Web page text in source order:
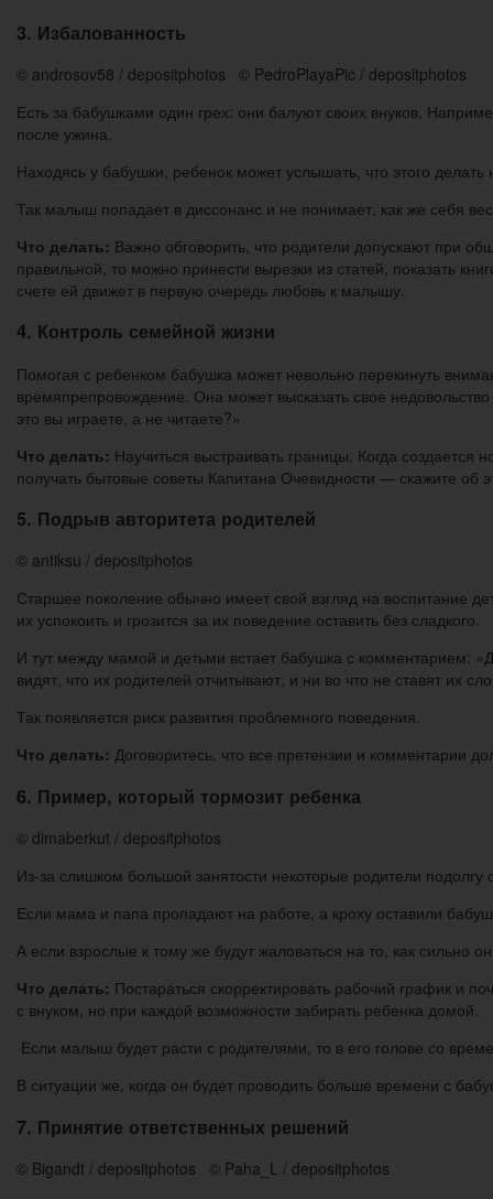
3. Избалованность
© androsov58 / depositphotos © PedroPlayaPic / depositphotos
Есть за бабушками один грех: они балуют своих внуков.
после ужина.
Находясь у бабушки, ребенок может услышать, что этого
Так малыш попадает в диссонанс и не понимает, как же себя
Что делать: Важно обговорить, что родители допускают при
правильной, то можно принести вырезки из статей, показать
счете ей движет в первую очередь любовь к малышу.
4. Контроль семейной жизни
Помогая с ребенком бабушка может невольно перекинуть
времяпрепровождение. Она может высказать свое
это вы играете, а не читаете?»
Что делать: Научиться выстраивать границы. Когда
получать бытовые советы Капитана Очевидности — скажите об
5. Подрыв авторитета родителей
© antiksu / depositphotos
Старшее поколение обычно имеет свой взгляд на воспитание
их успокоить и грозится за их поведение оставить без сладкого.
И тут между мамой и детьми встает бабушка с комментарием:
видят, что их родителей отчитывают, и ни во что не ставят их
Так появляется риск развития проблемного поведения.
Что делать: Договоритесь, что все претензии и комментарии
6. Пример, который тормозит ребенка
© dimaberkut / depositphotos
Из-за слишком большой занятости некоторые родители
Если мама и папа пропадают на работе, а кроху оставили
А если взрослые к тому же будут жаловаться на то, как сильно
Что делать: Постараться скорректировать рабочий график и
с внуком, но при каждой возможности забирать ребенка домой.
Если малыш будет расти с родителями, то в его голове со
В ситуации же, когда он будет проводить больше времени с
7. Принятие ответственных решений
© Bigandt / depositphotos © Paha_L / depositphotos